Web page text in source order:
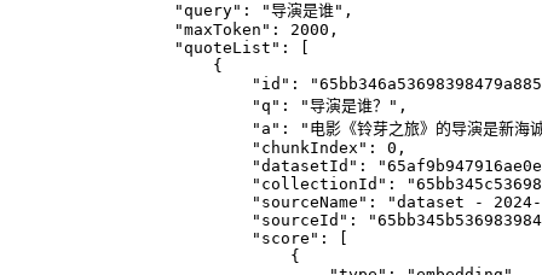
            "query": "导演是谁",
            "maxToken": 2000,
            "quoteList": [
                {
"id":
                    "q": "导演是谁？",
"a": "电影《铃芽之旅》的导演是新海
                    "chunkIndex": 0,
"datasetId":
"collectionId":
"sourceName": "dataset -
"sourceId":
                    "score": [
                        {